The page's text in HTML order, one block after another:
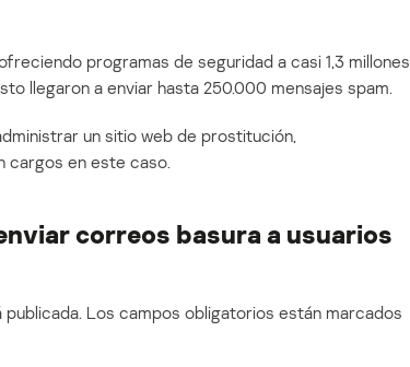
programas de seguridad a casi 1,3 millones
llegaron a enviar hasta 250.000 mensajes spam.
un sitio web de prostitución,
cargos en este caso.
correos basura a usuarios
Los campos obligatorios están marcados